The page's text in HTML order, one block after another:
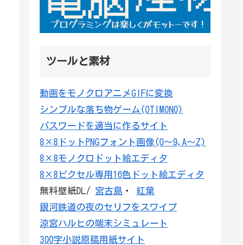
ツールと素材
動画をモノクロアニメGIFに変換
シンプルな落ち物ゲーム(OTIMONO)
パスワードを適当に作るサイト
8×8ドットPNGフォント画像(0～9,A～Z)
8×8モノクロドット絵エディタ
8×8ピクセル専用16色ドット絵エディタ
無料壁紙DL/ 宮古島 ・ 紅葉
銀河鉄道の夜のセリフをスワイプ
涼宮ハルヒの端末シミュレート
300字小説原稿用紙サイト